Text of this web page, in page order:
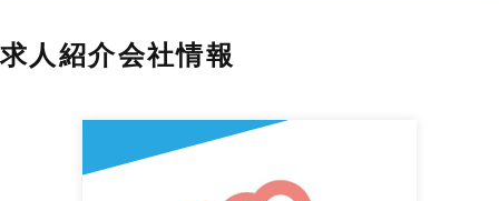
求人紹介会社情報